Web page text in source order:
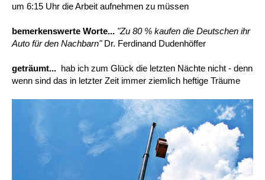
um 6:15 Uhr die Arbeit aufnehmen zu müssen
bemerkenswerte Worte... "Zu 80 % kaufen die Deutschen ihr
Auto für den Nachbarn"Dr. Ferdinand Dudenhöffer
geträumt... hab ich zum Glück die letzten Nächte nicht - denn
wenn sind das in letzter Zeit immer ziemlich heftige Träume